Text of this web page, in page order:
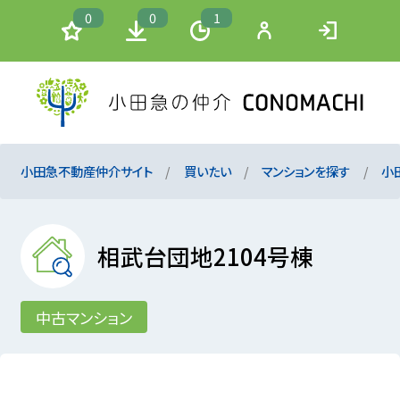
0 0 1
小田急不動産仲介サイト 買いたい マンションを探す 小
相武台団地2104号棟
中古マンション